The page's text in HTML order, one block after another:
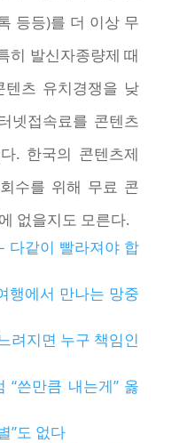
등등)를 더 이상 무
히 발신자종량제 때
츠 유치경쟁을 낮
넷접속료를 콘텐츠
. 한국의 콘텐츠제
수를 위해 무료 콘
없을지도 모른다.
다같이 빨라져야 합
행에서 만나는 망중
려지면 누구 책임인
“쓴만큼 내는게” 옳
”도 없다